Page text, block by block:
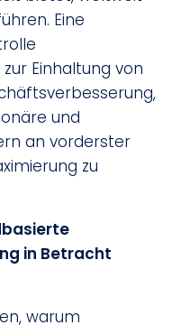
Eine
Einhaltung von
und
an vorderster
zu
in Betracht
warum